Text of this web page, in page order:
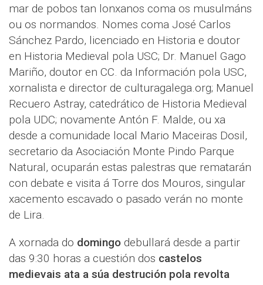
mar de pobos tan lonxanos coma os musulmáns
ou os normandos. Nomes coma José Carlos
Sánchez Pardo, licenciado en Historia e doutor
en Historia Medieval pola USC; Dr. Manuel Gago
Mariño, doutor en CC. da Información pola USC,
xornalista e director de culturagalega.org; Manuel
Recuero Astray, catedrático de Historia Medieval
pola UDC; novamente Antón F. Malde, ou xa
desde a comunidade local Mario Maceiras Dosil,
secretario da Asociación Monte Pindo Parque
Natural, ocuparán estas palestras que rematarán
con debate e visita á Torre dos Mouros, singular
xacemento escavado o pasado verán no monte
de Lira.
A xornada do domingo debullará desde a partir
das 9:30 horas a cuestión dos castelos
medievais ata a súa destrución pola revolta